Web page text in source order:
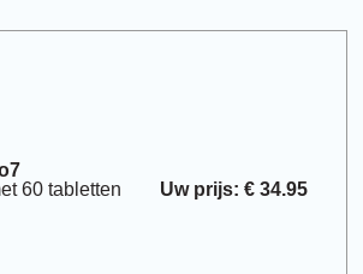
60 tabletten
Uw prijs: € 34.95